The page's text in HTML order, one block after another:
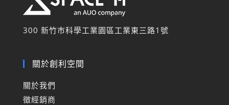
300 新竹市科學工業園區工業東三路1 號
關於創利空間
關於我們
徵經銷商